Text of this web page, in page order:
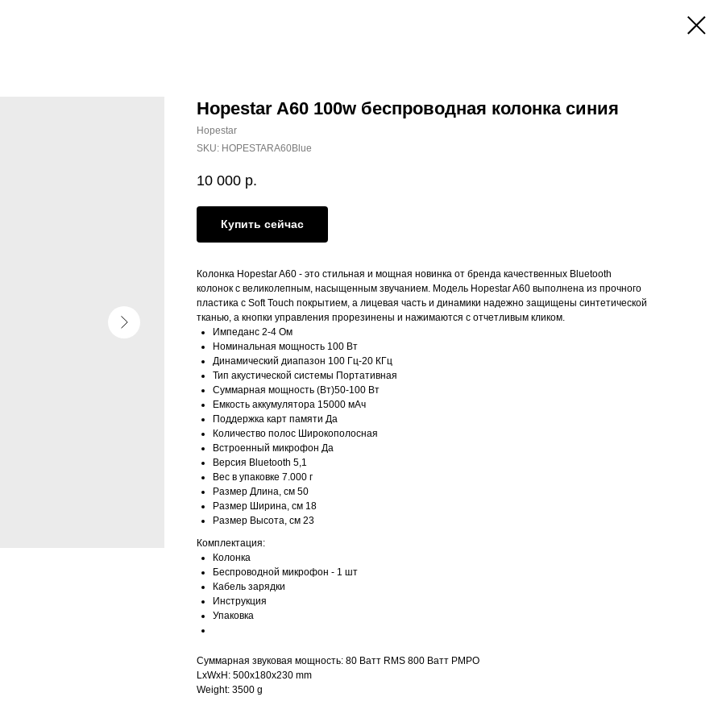
Hopestar A60 100w беспроводная колонка синия
Hopestar
SKU: HOPESTARA60Blue
10 000 р.
Купить сейчас
Колонка Hopestar A60 - это стильная и мощная новинка от бренда качественных Bluetooth
колонок с великолепным, насыщенным звучанием. Модель Hopestar A60 выполнена из прочного
пластика с Soft Touch покрытием, а лицевая часть и динамики надежно защищены синтетической
тканью, а кнопки управления прорезинены и нажимаются с отчетливым кликом.
Импеданс 2-4 Ом
Номинальная мощность 100 Вт
Динамический диапазон 100 Гц-20 КГц
Тип акустической системы Портативная
Суммарная мощность (Вт)50-100 Вт
Емкость аккумулятора 15000 мАч
Поддержка карт памяти Да
Количество полос Широкополосная
Встроенный микрофон Да
Версия Bluetooth 5,1
Вес в упаковке 7.000 г
Размер Длина, см 50
Размер Ширина, см 18
Размер Высота, см 23
Комплектация:
Колонка
Беспроводной микрофон - 1 шт
Кабель зарядки
Инструкция
Упаковка
Суммарная звуковая мощность: 80 Ватт RMS 800 Ватт PMPO
LxWxH: 500x180x230 mm
Weight: 3500 g